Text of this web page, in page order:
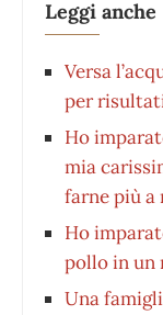
Leggi anche
Versa
per
Ho
mia
farne più a
Ho
pollo in un
Una